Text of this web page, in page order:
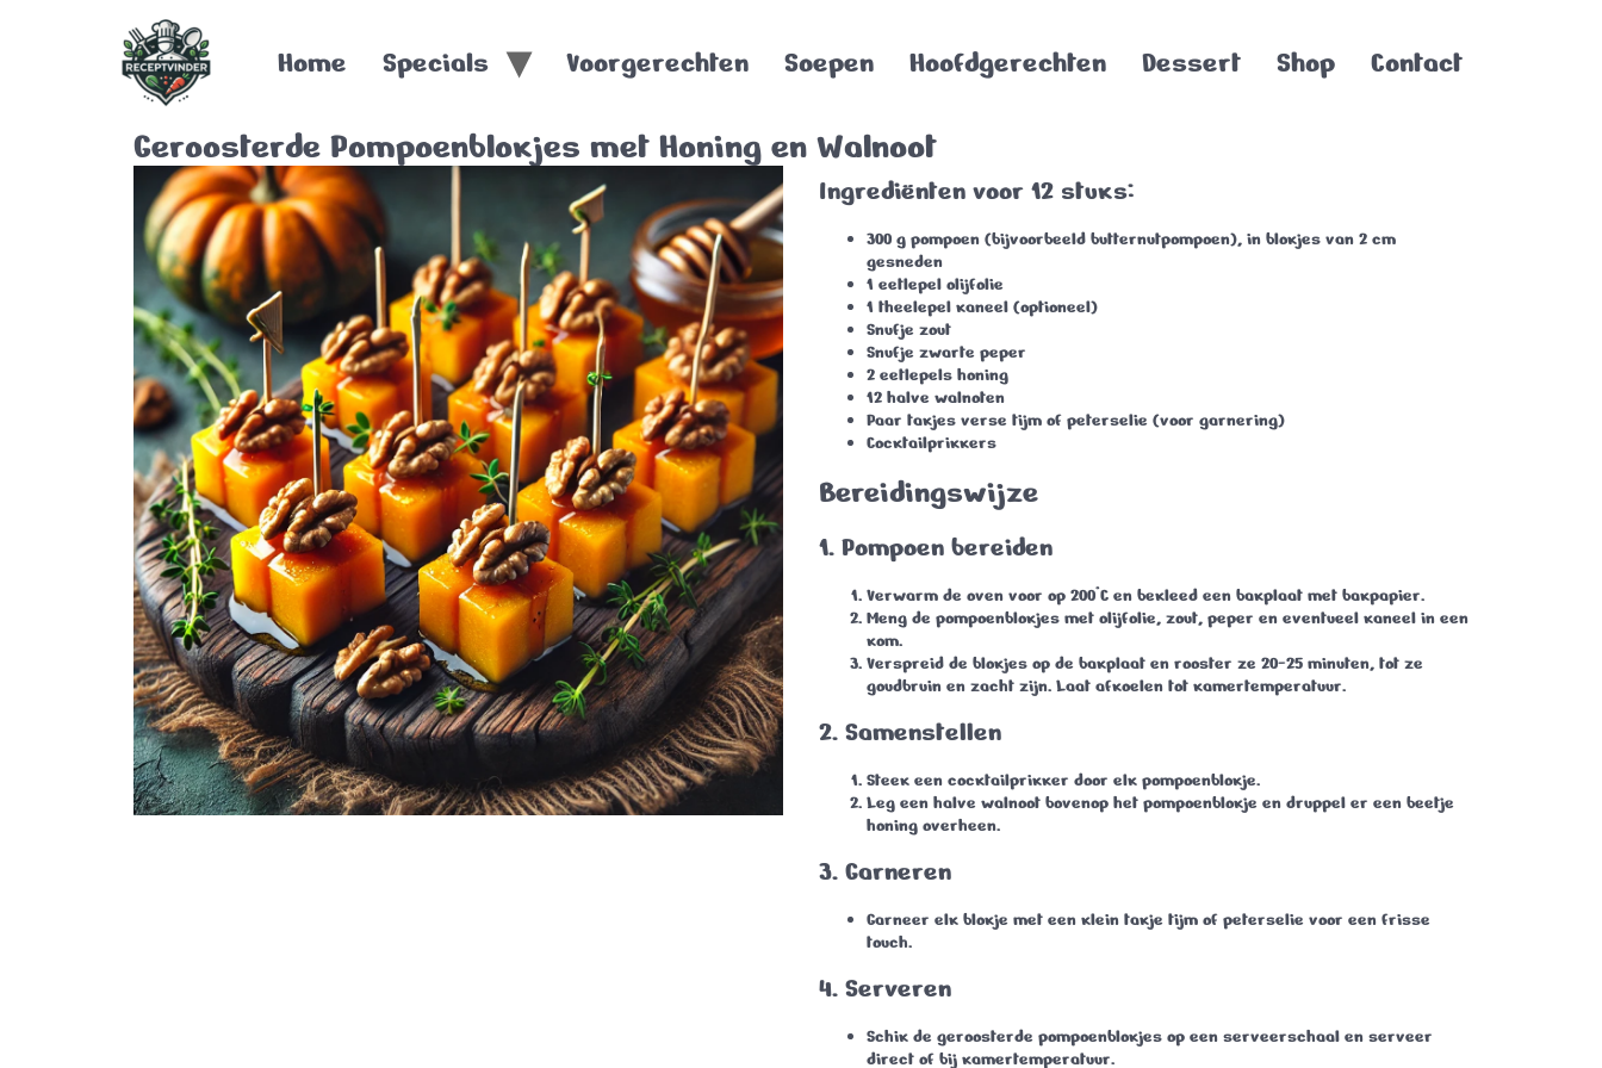
Home Specials Voorgerechten Soepen Hoofdgerechten Dessert Shop Contact
Geroosterde Pompoenblokjes met Honing en Walnoot
Ingrediënten voor 12 stuks:
300 g pompoen (bijvoorbeeld butternutpompoen), in blokjes van 2 cm
gesneden
1 eetlepel olijfolie
1 theelepel kaneel (optioneel)
Snufje zout
Snufje zwarte peper
2 eetlepels honing
12 halve walnoten
Paar takjes verse tijm of peterselie (voor garnering)
Cocktailprikkers
Bereidingswijze
1. Pompoen bereiden
Verwarm de oven voor op 200°C en bekleed een bakplaat met bakpapier.
Meng de pompoenblokjes met olijfolie, zout, peper en eventueel kaneel in een
kom.
Verspreid de blokjes op de bakplaat en rooster ze 20-25 minuten, tot ze
goudbruin en zacht zijn. Laat afkoelen tot kamertemperatuur.
2. Samenstellen
Steek een cocktailprikker door elk pompoenblokje.
Leg een halve walnoot bovenop het pompoenblokje en druppel er een beetje
honing overheen.
3. Garneren
Garneer elk blokje met een klein takje tijm of peterselie voor een frisse
touch.
4. Serveren
Schik de geroosterde pompoenblokjes op een serveerschaal en serveer
direct of bij kamertemperatuur.